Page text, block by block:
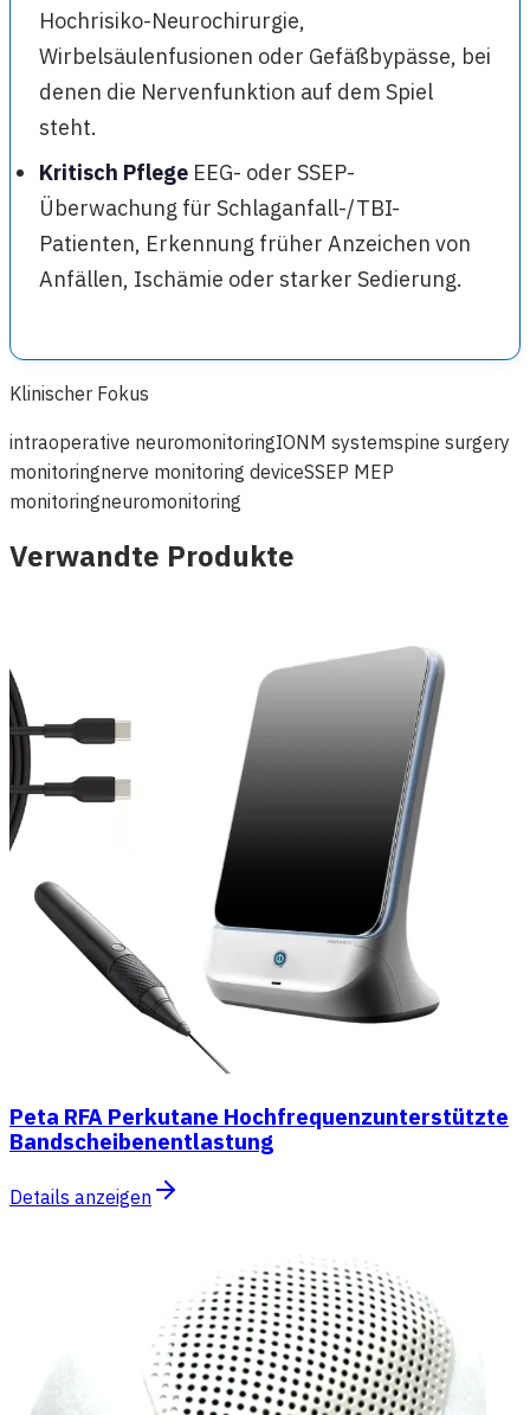
Hochrisiko-Neurochirurgie,
Wirbelsäulenfusionen oder Gefäßbypässe, bei
denen die Nervenfunktion auf dem Spiel
steht.
Kritisch Pflege EEG- oder SSEP-
Überwachung für Schlaganfall-/TBI-
Patienten, Erkennung früher Anzeichen von
Anfällen, Ischämie oder starker Sedierung.
Klinischer Fokus
intraoperative neuromonitoringIONM systemspine surgery
monitoringnerve monitoring deviceSSEP MEP
monitoringneuromonitoring
Verwandte Produkte
Peta RFA Perkutane Hochfrequenzunterstützte
Bandscheibenentlastung
Details anzeigen